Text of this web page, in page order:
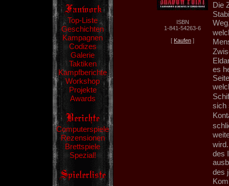
Top-Liste
Geschichten
Kampagnen
Codizes
Galerie
Taktiken
Kampfberichte
Workshop
Projekte
Awards
Computerspiele
Rezensionen
Brettspiele
Spezial!
ISBN
1-841-54263-6
[ Kaufen ]
Die
es
sich
des
des